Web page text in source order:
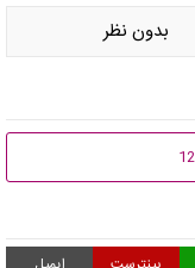
بدون نظر